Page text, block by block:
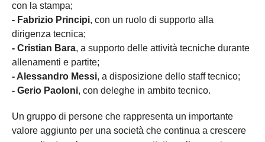
con la stampa;
- Fabrizio Principi, con un ruolo di supporto alla
dirigenza tecnica;
- Cristian Bara, a supporto delle attività tecniche durante
allenamenti e partite;
- Alessandro Messi, a disposizione dello staff tecnico;
- Gerio Paoloni, con deleghe in ambito tecnico.
Un gruppo di persone che rappresenta un importante
valore aggiunto per una società che continua a crescere